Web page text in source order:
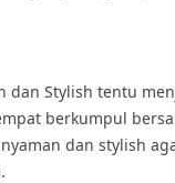
dan Stylish tentu
berkumpul
dan stylish